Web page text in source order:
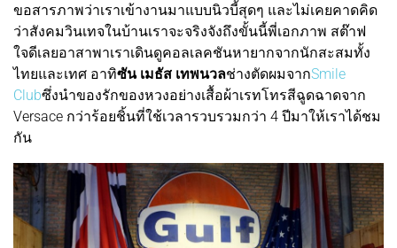
ขอสารภาพว่าเราเข้างานมาแบบนิวบี้สุดๆ และไม่เคยคาดคิด
ว่าสังคมวินเทจในบ้านเราจะจริงจังถึงขั้นนี้พี่เอกภาพ สต๊าฟ
ใจดีเลยอาสาพาเราเดินดูคอลเลคชันหายากจากนักสะสมทั้ง
ไทยและเทศ อาทิซัน เมธัส เทพนวลช่างตัดผมจากSmile
Clubซึ่งนำของรักของหวงอย่างเสื้อผ้าเรทโทรสีฉูดฉาดจาก
Versace กว่าร้อยชิ้นที่ใช้เวลารวบรวมกว่า 4 ปีมาให้เราได้ชม
กัน